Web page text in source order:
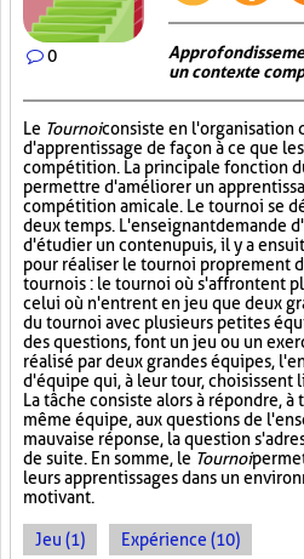
0
un contexte
Le Tournoiconsiste en l'organisation
d'apprentissage de façon à ce que
compétition. La principale fonction
permettre d'améliorer un
compétition amicale. Le tournoi se
deux temps. L'enseignant demande
d'étudier un contenu puis, il y a
pour réaliser le tournoi proprement
tournois : le tournoi où s'affrontent
celui où n'entrent en jeu que deux
du tournoi avec plusieurs petites
des questions, font un jeu ou un
réalisé par deux grandes équipes,
d'équipe qui, à leur tour, choisissent
La tâche consiste alors à répondre,
même équipe, aux questions de
mauvaise réponse, la question
de suite. En somme, le Tournoi
leurs apprentissages dans un
motivant.
Jeu (1) Expérience (10)